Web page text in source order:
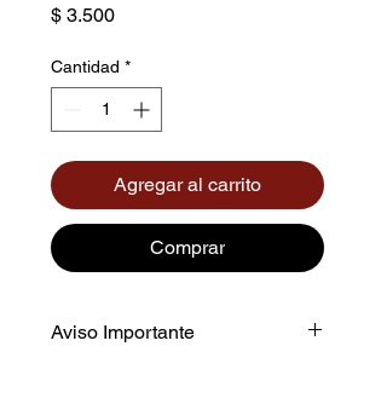
$ 3.500Precio
Cantidad *
Agregar al carrito
Comprar
Aviso Importante